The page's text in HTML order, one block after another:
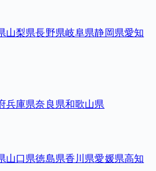
山梨県長野県岐阜県静岡県愛知
兵庫県奈良県和歌山県
山口県徳島県香川県愛媛県高知